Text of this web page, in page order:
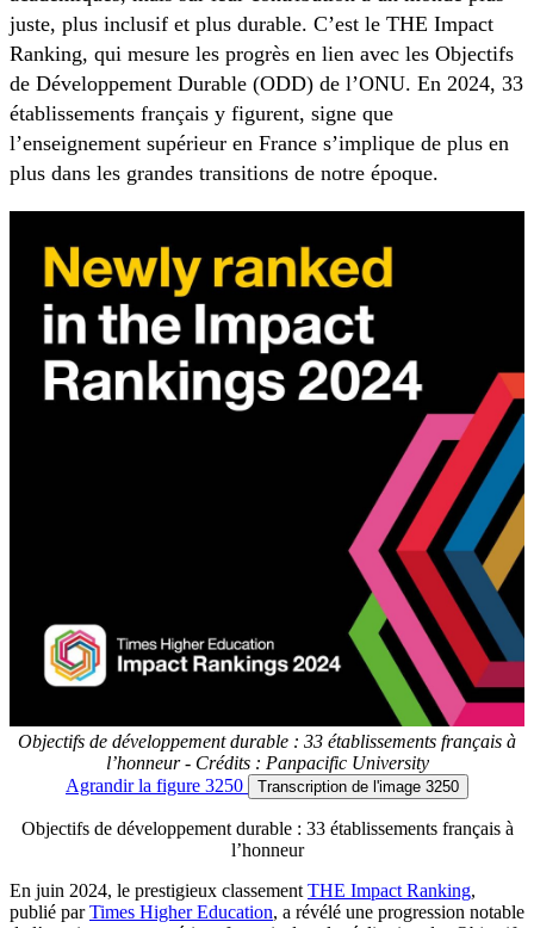
juste, plus inclusif et plus durable. C’est le THE Impact
Ranking, qui mesure les progrès en lien avec les Objectifs
de Développement Durable (ODD) de l’ONU. En 2024, 33
établissements français y figurent, signe que
l’enseignement supérieur en France s’implique de plus en
plus dans les grandes transitions de notre époque.
Objectifs de développement durable : 33 établissements français à
l’honneur - Crédits : Panpacific University
Agrandirla figure 3250 Transcription de l'image 3250
Objectifs de développement durable : 33 établissements français à
l’honneur
En juin 2024, le prestigieux classement THE Impact Ranking,
publié parTimes Higher Education, a révélé une progression notable